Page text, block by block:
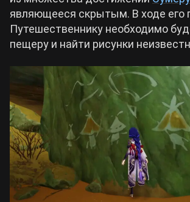
Crimson Desert
Zenless Zone Zero
Kingdom Come: Deliverance 2
Path of Exile 2
Wuthering Waves
Билды Arknights: Endfield
Билды Wuthering Waves
Билды Cyberpunk 2077
Билды Path of Exile 2
являющееся скрытым. В ходе его
Путешественнику необходимо
пещеру и найти рисунки